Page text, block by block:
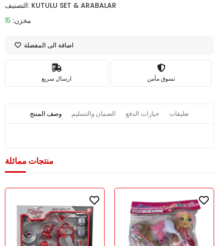
التصنيف: KUTULU SET & ARABALAR
مخزن: 15
اضافة الى المفضلة
ارسال سريع تسوق مأمن
وصف المنتج الضمان والتسليم خيارات الدفع تعليقات
منتجات مماثلة